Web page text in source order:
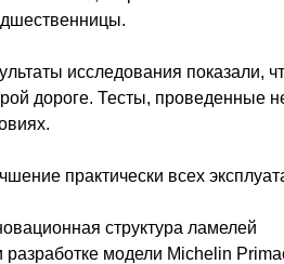
исследования показали,
дороге. Тесты, проведенные
практически всех
структура ламелей
разработке модели Michelin